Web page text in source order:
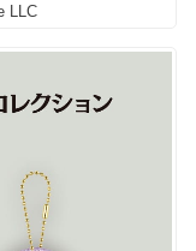
LLC